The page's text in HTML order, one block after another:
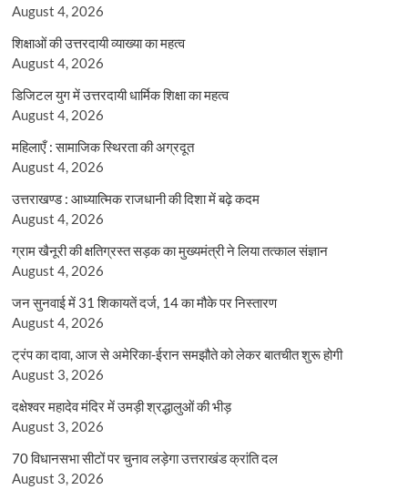
August 4, 2026
शिक्षाओं की उत्तरदायी व्याख्या का महत्व
August 4, 2026
डिजिटल युग में उत्तरदायी धार्मिक शिक्षा का महत्व
August 4, 2026
महिलाएँ : सामाजिक स्थिरता की अग्रदूत
August 4, 2026
उत्तराखण्ड : आध्यात्मिक राजधानी की दिशा में बढ़े कदम
August 4, 2026
ग्राम खैनूरी की क्षतिग्रस्त सड़क का मुख्यमंत्री ने लिया तत्काल संज्ञान
August 4, 2026
जन सुनवाई में 31 शिकायतें दर्ज, 14 का मौके पर निस्तारण
August 4, 2026
ट्रंप का दावा, आज से अमेरिका-ईरान समझौते को लेकर बातचीत शुरू होगी
August 3, 2026
दक्षेश्वर महादेव मंदिर में उमड़ी श्रद्धालुओं की भीड़
August 3, 2026
70 विधानसभा सीटों पर चुनाव लड़ेगा उत्तराखंड क्रांति दल
August 3, 2026